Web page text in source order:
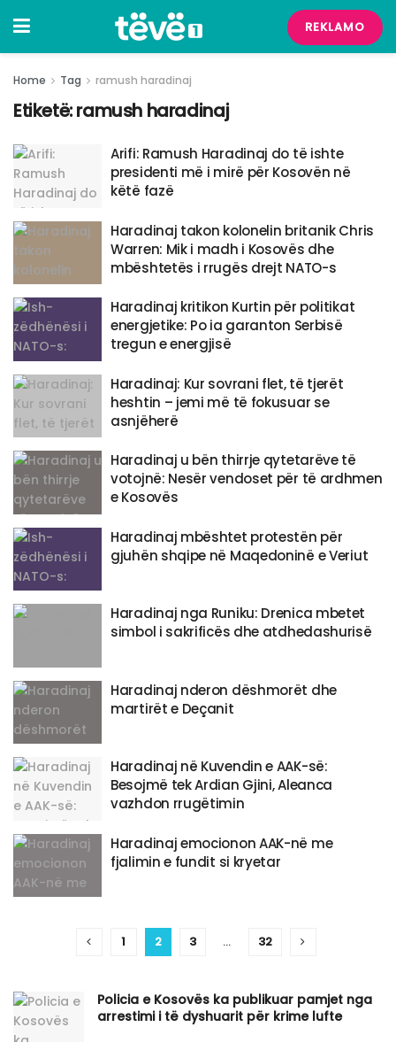
REKLAMO
Home Tag ramush haradinaj
Etiketë:ramush haradinaj
Arifi: Ramush Haradinaj do të ishte
presidenti më i mirë për Kosovën në
këtë fazë
Haradinaj takon kolonelin britanik Chris
Warren: Mik i madh i Kosovës dhe
mbështetës i rrugës drejt NATO-s
Haradinaj kritikon Kurtin për politikat
energjetike: Po ia garanton Serbisë
tregun e energjisë
Haradinaj: Kur sovrani flet, të tjerët
heshtin – jemi më të fokusuar se
asnjëherë
Haradinaj u bën thirrje qytetarëve të
votojnë: Nesër vendoset për të ardhmen
e Kosovës
Haradinaj mbështet protestën për
gjuhën shqipe në Maqedoninë e Veriut
Haradinaj nga Runiku: Drenica mbetet
simbol i sakrificës dhe atdhedashurisë
Haradinaj nderon dëshmorët dhe
martirët e Deçanit
Haradinaj në Kuvendin e AAK-së:
Besojmë tek Ardian Gjini, Aleanca
vazhdon rrugëtimin
​Haradinaj emocionon AAK-në me
fjalimin e fundit si kryetar
1 2 3 … 32
Policia e Kosovës ka publikuar pamjet nga
arrestimi i të dyshuarit për krime lufte